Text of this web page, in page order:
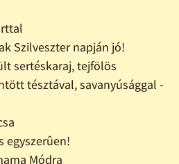
Szilveszter napján jó!
sertéskaraj, tejfölös
tésztával, savanyúsággal -
egyszerûen!
Módra